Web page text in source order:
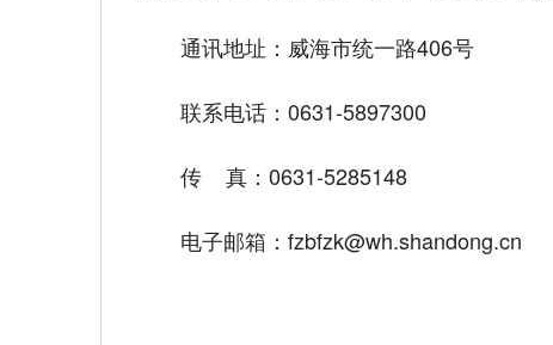
通讯地址：威海市统一路406号
联系电话：0631-5897300
传 真：0631-5285148
电子邮箱：fzbfzk@wh.shandong.cn